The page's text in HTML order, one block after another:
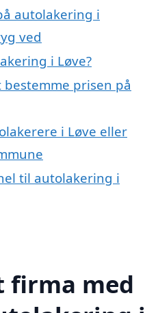
autolakering i
ved
i Løve?
prisen på
i Løve eller
til autolakering i
firma med